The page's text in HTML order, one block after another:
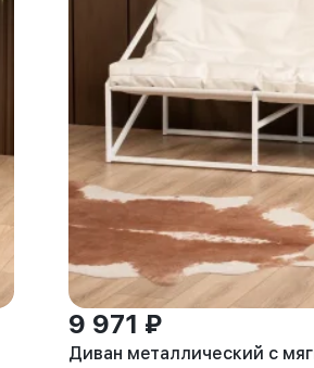
9 971 ₽
Диван металлический с